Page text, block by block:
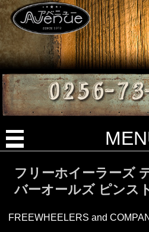
フリーホイーラーズ
バーオールズ ピンス
FREEWHEELERS and